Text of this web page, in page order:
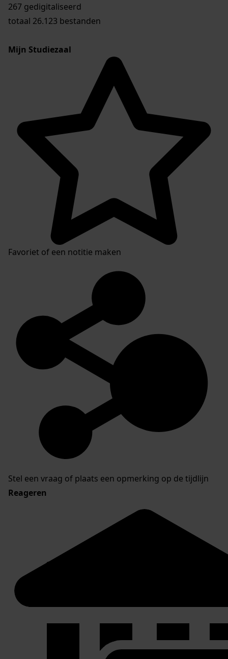
267 gedigitaliseerd
totaal 26.123 bestanden
Mijn Studiezaal
Favoriet of een notitie maken
Stel een vraag of plaats een opmerking op de tijdlijn
Reageren